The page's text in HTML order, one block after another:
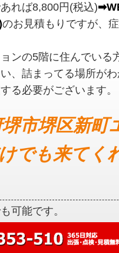
れば8,800円(税込)
のお見積もりですが、
ンの5階に住んでいる
、詰まってる場所が
る必要がございます。
堺市堺区新町
でも来てく
可能です。
ご提示いたしますの
業となります。